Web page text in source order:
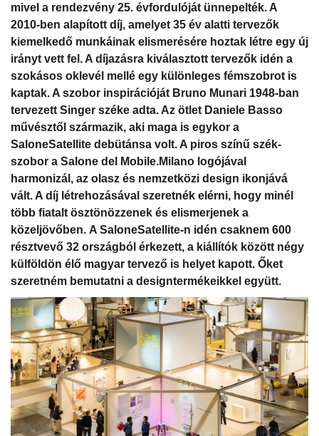
mivel a rendezvény 25. évfordulóját ünnepelték. A
2010-ben alapított díj, amelyet 35 év alatti tervezők
kiemelkedő munkáinak elismerésére hoztak létre egy új
irányt vett fel. A díjazásra kiválasztott tervezők idén a
szokásos oklevél mellé egy különleges fémszobrot is
kaptak. A szobor inspirációját Bruno Munari 1948-ban
tervezett Singer széke adta. Az ötlet Daniele Basso
művésztől származik, aki maga is egykor a
SaloneSatellite debütánsa volt. A piros színű szék-
szobor a Salone del Mobile.Milano logójával
harmonizál, az olasz és nemzetközi design ikonjává
vált. A díj létrehozásával szeretnék elérni, hogy minél
több fiatalt ösztönözzenek és elismerjenek a
közeljövőben. A SaloneSatellite-n idén csaknem 600
résztvevő 32 országból érkezett, a kiállítók között négy
külföldön élő magyar tervező is helyet kapott. Őket
szeretném bemutatni a designtermékeikkel együtt.